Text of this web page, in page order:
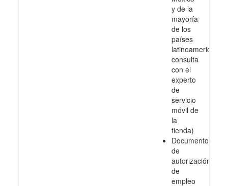
y de la
mayoría
de los
países
latinoamericanos,
consulta
con el
experto
de
servicio
móvil de
la
tienda)
Documento
de
autorización
de
empleo